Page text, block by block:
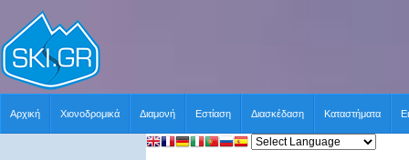
Αρχική Χιονοδρομικά Διαμονή Εστίαση Διασκέδαση Καταστήματα